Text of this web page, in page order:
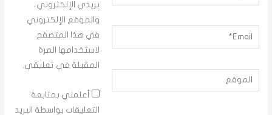
Email*
الموقع
بريدي الإلكتروني،
والموقع الإلكتروني
في هذا المتصفح
لاستخدامها المرة
المقبلة في تعليقي.
أعلمني بمتابعة
التعليقات بواسطة البريد